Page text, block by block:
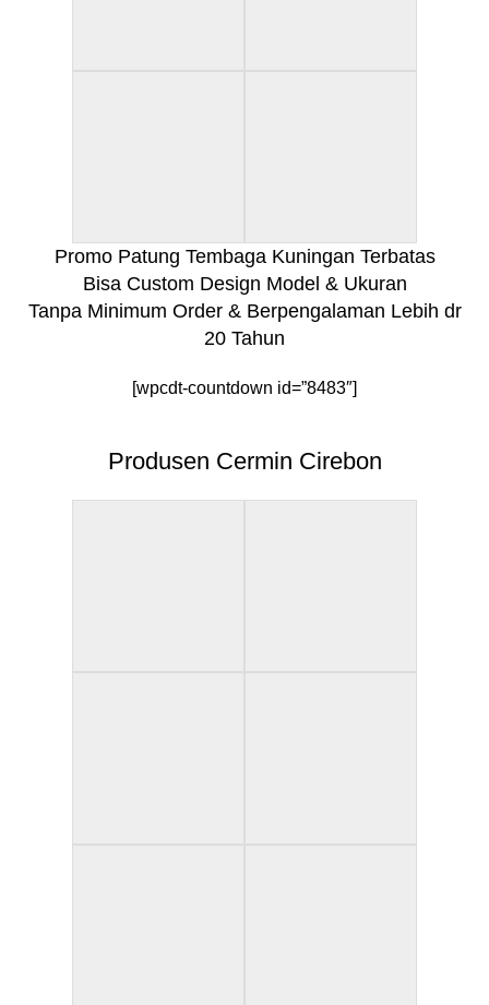
Promo Patung Tembaga Kuningan Terbatas
Bisa Custom Design Model & Ukuran
Tanpa Minimum Order & Berpengalaman Lebih dr
20 Tahun
[wpcdt-countdown id=”8483″]
Produsen Cermin Cirebon